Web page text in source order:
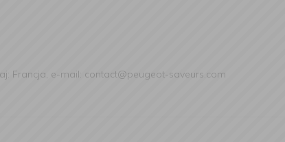
Francja, e-mail: contact@peugeot-saveurs.com